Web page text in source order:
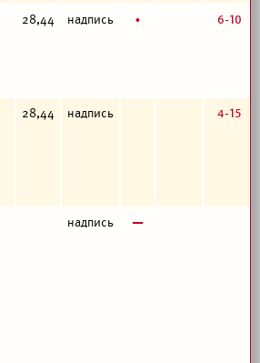
28,44 надпись б 6-10
28,44 надпись 4-15
надпись в